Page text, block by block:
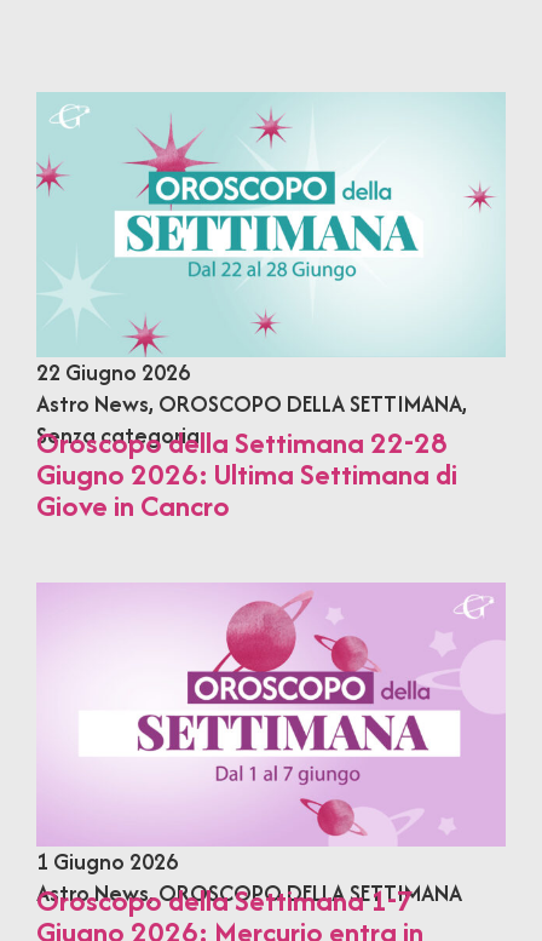
22 Giugno 2026
Astro News, OROSCOPO DELLA SETTIMANA,
Senza categoria
Oroscopo della Settimana 22-28
Giugno 2026: Ultima Settimana di
Giove in Cancro
1 Giugno 2026
Astro News,OROSCOPO DELLA SETTIMANA
Oroscopo della Settimana 1-7
Giugno 2026: Mercurio entra in